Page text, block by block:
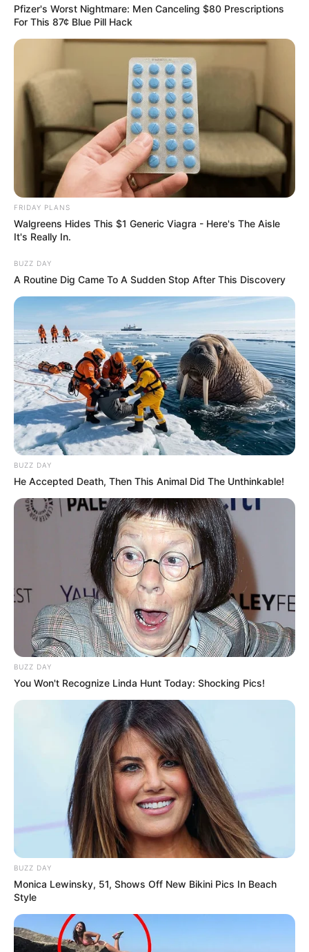
Pfizer's Worst Nightmare: Men Canceling $80 Prescriptions
For This 87¢ Blue Pill Hack
FRIDAY PLANS
Walgreens Hides This $1 Generic Viagra - Here's The Aisle
It's Really In.
BUZZ DAY
A Routine Dig Came To A Sudden Stop After This Discovery
BUZZ DAY
He Accepted Death, Then This Animal Did The Unthinkable!
BUZZ DAY
You Won't Recognize Linda Hunt Today: Shocking Pics!
BUZZ DAY
Monica Lewinsky, 51, Shows Off New Bikini Pics In Beach
Style